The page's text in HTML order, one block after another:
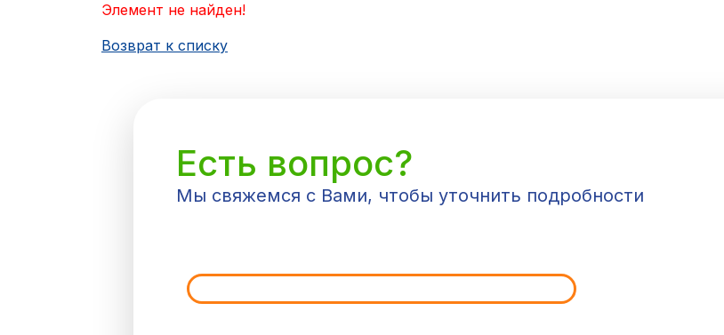
Элемент не найден!
Возврат к списку
Есть вопрос?
Мы свяжемся с Вами, чтобы уточнить подробности